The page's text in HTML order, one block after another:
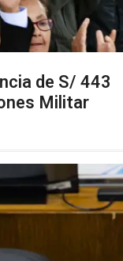
de S/ 443
Militar